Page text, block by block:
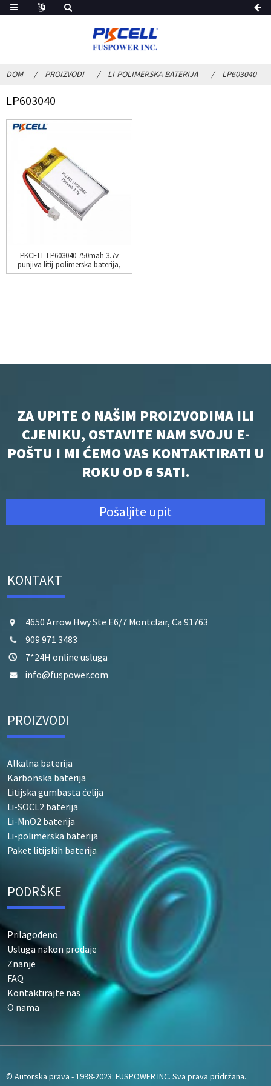
DOM PROIZVODI LI-POLIMERSKA BATERIJA LP603040
LP603040
PKCELL LP603040 750mah 3.7v
punjiva litij-polimerska baterija,
veleprodajna cijena Dug životni vijek
ZA UPITE O NAŠIM PROIZVODIMA ILI
CJENIKU, OSTAVITE NAM SVOJU E-
POŠTU I MI ĆEMO VAS KONTAKTIRATI U
ROKU OD 6 SATI.
Pošaljite upit
KONTAKT
4650 Arrow Hwy Ste E6/7 Montclair, Ca 91763
909 971 3483
7*24H online usluga
info@fuspower.com
PROIZVODI
Alkalna baterija
Karbonska baterija
Litijska gumbasta ćelija
Li-SOCL2 baterija
Li-MnO2 baterija
Li-polimerska baterija
Paket litijskih baterija
PODRŠKE
Prilagođeno
Usluga nakon prodaje
Znanje
FAQ
Kontaktirajte nas
O nama
© Autorska prava - 1998-2023: FUSPOWER INC. Sva prava pridržana.